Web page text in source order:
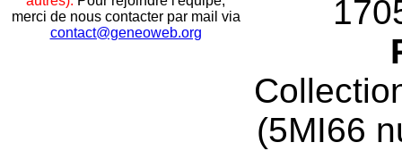
merci de nous contacter par mail via
contact@geneoweb.org
(5MI66